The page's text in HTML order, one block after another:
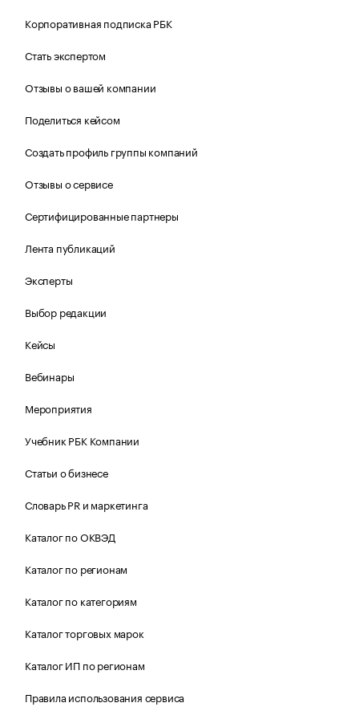
Корпоративная подписка РБК
Стать экспертом
Отзывы о вашей компании
Поделиться кейсом
Создать профиль группы компаний
Отзывы о сервисе
Сертифицированные партнеры
Лента публикаций
Эксперты
Выбор редакции
Кейсы
Вебинары
Мероприятия
Учебник РБК Компании
Статьи о бизнесе
Словарь PR и маркетинга
Каталог по ОКВЭД
Каталог по регионам
Каталог по категориям
Каталог торговых марок
Каталог ИП по регионам
Правила использования сервиса